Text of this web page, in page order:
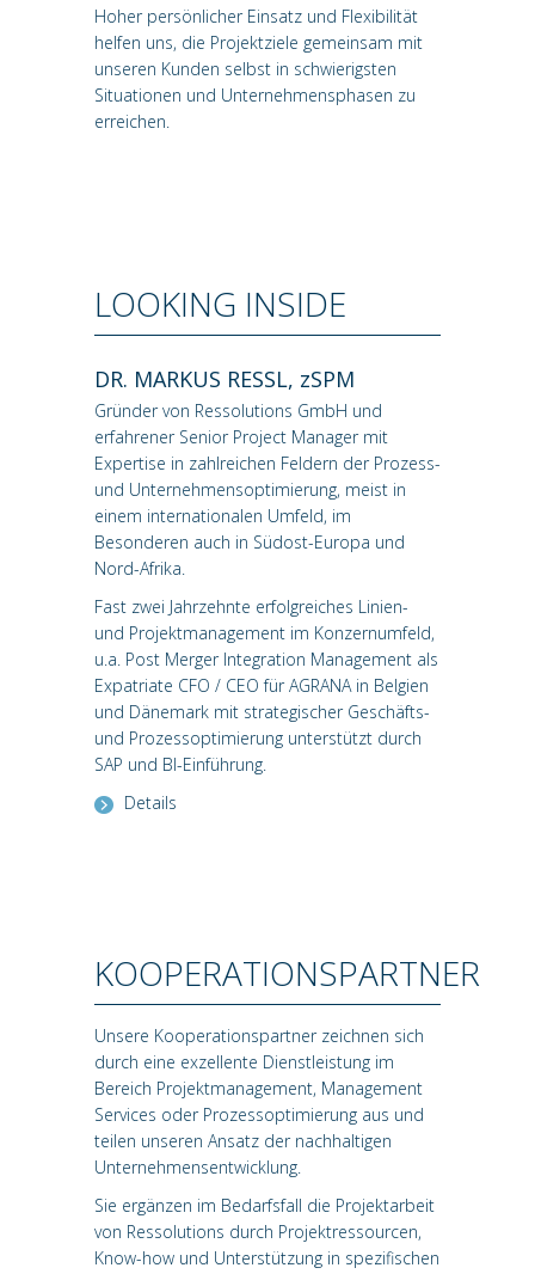
Hoher persönlicher Einsatz und Flexibilität
helfen uns, die Projektziele gemeinsam mit
unseren Kunden selbst in schwierigsten
Situationen und Unternehmensphasen zu
erreichen.
LOOKING INSIDE
DR. MARKUS RESSL, zSPM
Gründer von Ressolutions GmbH und
erfahrener Senior Project Manager mit
Expertise in zahlreichen Feldern der Prozess-
und Unternehmensoptimierung, meist in
einem internationalen Umfeld, im
Besonderen auch in Südost-Europa und
Nord-Afrika.
Fast zwei Jahrzehnte erfolgreiches Linien-
und Projektmanagement im Konzernumfeld,
u.a. Post Merger Integration Management als
Expatriate CFO / CEO für AGRANA in Belgien
und Dänemark mit strategischer Geschäfts-
und Prozessoptimierung unterstützt durch
SAP und BI-Einführung.
Details
KOOPERATIONSPARTNER
Unsere Kooperationspartner zeichnen sich
durch eine exzellente Dienstleistung im
Bereich Projektmanagement, Management
Services oder Prozessoptimierung aus und
teilen unseren Ansatz der nachhaltigen
Unternehmensentwicklung.
Sie ergänzen im Bedarfsfall die Projektarbeit
von Ressolutions durch Projektressourcen,
Know-how und Unterstützung in spezifischen